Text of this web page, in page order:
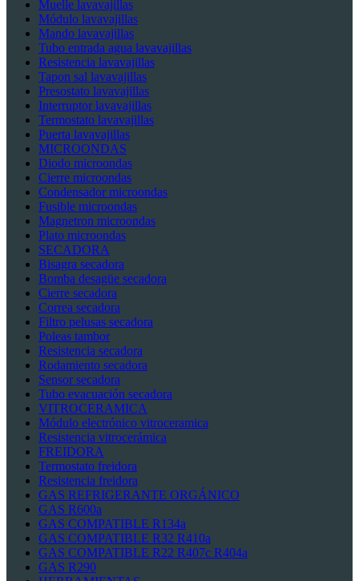
Muelle lavavajillas
Módulo lavavajillas
Mando lavavajillas
Tubo entrada agua lavavajillas
Resistencia lavavajillas
Tapon sal lavavajillas
Presostato lavavajillas
Interruptor lavavajillas
Termostato lavavajillas
Puerta lavavajillas
MICROONDAS
Diodo microondas
Cierre microondas
Condensador microondas
Fusible microondas
Magnetron microondas
Plato microondas
SECADORA
Bisagra secadora
Bomba desagüe secadora
Cierre secadora
Correa secadora
Filtro pelusas secadora
Poleas tambor
Resistencia secadora
Rodamiento secadora
Sensor secadora
Tubo evacuación secadora
VITROCERAMICA
Módulo electrónico vitroceramica
Resistencia vitrocerámica
FREIDORA
Termostato freidora
Resistencia freidora
GAS REFRIGERANTE ORGÁNICO
GAS R600a
GAS COMPATIBLE R134a
GAS COMPATIBLE R32 R410a
GAS COMPATIBLE R22 R407c R404a
GAS R290